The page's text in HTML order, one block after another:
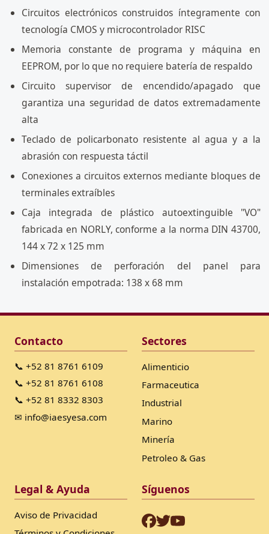
Circuitos electrónicos construidos íntegramente con
tecnología CMOS y microcontrolador RISC
Memoria constante de programa y máquina en
EEPROM, por lo que no requiere batería de respaldo
Circuito supervisor de encendido/apagado que
garantiza una seguridad de datos extremadamente
alta
Teclado de policarbonato resistente al agua y a la
abrasión con respuesta táctil
Conexiones a circuitos externos mediante bloques de
terminales extraíbles
Caja integrada de plástico autoextinguible "VO"
fabricada en NORLY, conforme a la norma DIN 43700,
144 x 72 x 125 mm
Dimensiones de perforación del panel para
instalación empotrada: 138 x 68 mm
Contacto
📞 +52 81 8761 6109
📞 +52 81 8761 6108
📞 +52 81 8332 8303
✉ info@iaesyesa.com
Sectores
Alimenticio
Farmaceutica
Industrial
Marino
Minería
Petroleo & Gas
Legal & Ayuda
Aviso de Privacidad
Síguenos